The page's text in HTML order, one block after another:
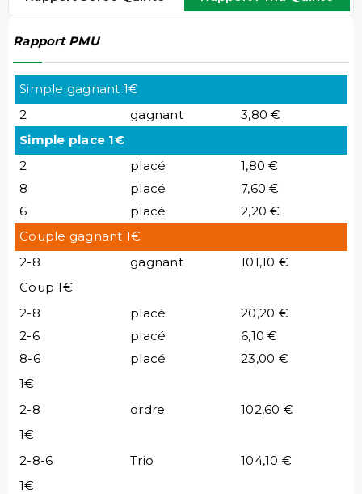
Rapport PMU
Simple gagnant 1€
2
gagnant
3,80 €
Simple place 1€
2
placé
1,80 €
8
placé
7,60 €
6
placé
2,20 €
Couple gagnant 1€
2-8
gagnant
101,10 €
Coup 1€
2-8
placé
20,20 €
2-6
placé
6,10 €
8-6
placé
23,00 €
1€
2-8
ordre
102,60 €
1€
2-8-6
Trio
104,10 €
1€